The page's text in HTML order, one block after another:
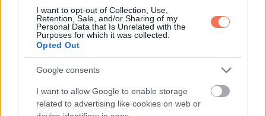
I want to opt-out of Collection, Use,
Retention, Sale, and/or Sharing of my
Personal Data that Is Unrelated with the
Purposes for which it was collected.
Opted Out
Google consents
I want to allow Google to enable storage
related to advertising like cookies on web or
kapták a Pulitzer-díjat, én meg anyagilag szenvedek.
Undorító. Fura volt nézni, mennyire élvezték, hogy ünneplik
őket” – mondta a The Guardiannek.
beszélt Ben Afflecknek, a Fantomok című film egyik társ-
szereplőjének, és azt érezte, hogy ő is része volt a